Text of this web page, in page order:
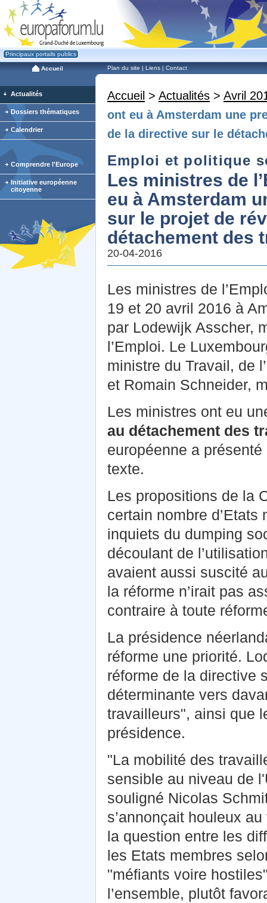
Principaux portails publics
Accueil Plan du site | Liens | Contact
Accueil > Actualités > Avril
ont eu à Amsterdam une
de la directive sur le
Emploi et politique
Les ministres de
eu à Amsterdam
sur le projet de
détachement des
20-04-2016
Les ministres de
19 et 20 avril 2016 à
par Lodewijk Asscher,
l’Emploi. Le
ministre du Travail, de
et Romain Schneider,
Les ministres ont eu
au détachement des
européenne a
texte.
Les propositions de la
certain nombre
inquiets du dumping
découlant de
avaient aussi suscité
la réforme n’irait pas
contraire à toute
La présidence
réforme une priorité.
réforme de la directive
déterminante vers
travailleurs", ainsi que
présidence.
"La mobilité des
sensible au niveau de
souligné Nicolas
s’annonçait houleux
la question entre les
les Etats membres
"méfiants voire
l’ensemble, plutôt
Actualités
Dossiers thématiques
Calendrier
Comprendre l'Europe
Initiative européenne
citoyenne